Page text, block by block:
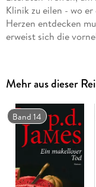
Klinik zu eilen - wo
Herzen entdecken
erweist sich die
Band 2 der Reihe um
»P. D. James
Erzählliteratur - Gott
klassischen
Ebenfalls als
und »Ein
Mehr aus dieser
Band 14